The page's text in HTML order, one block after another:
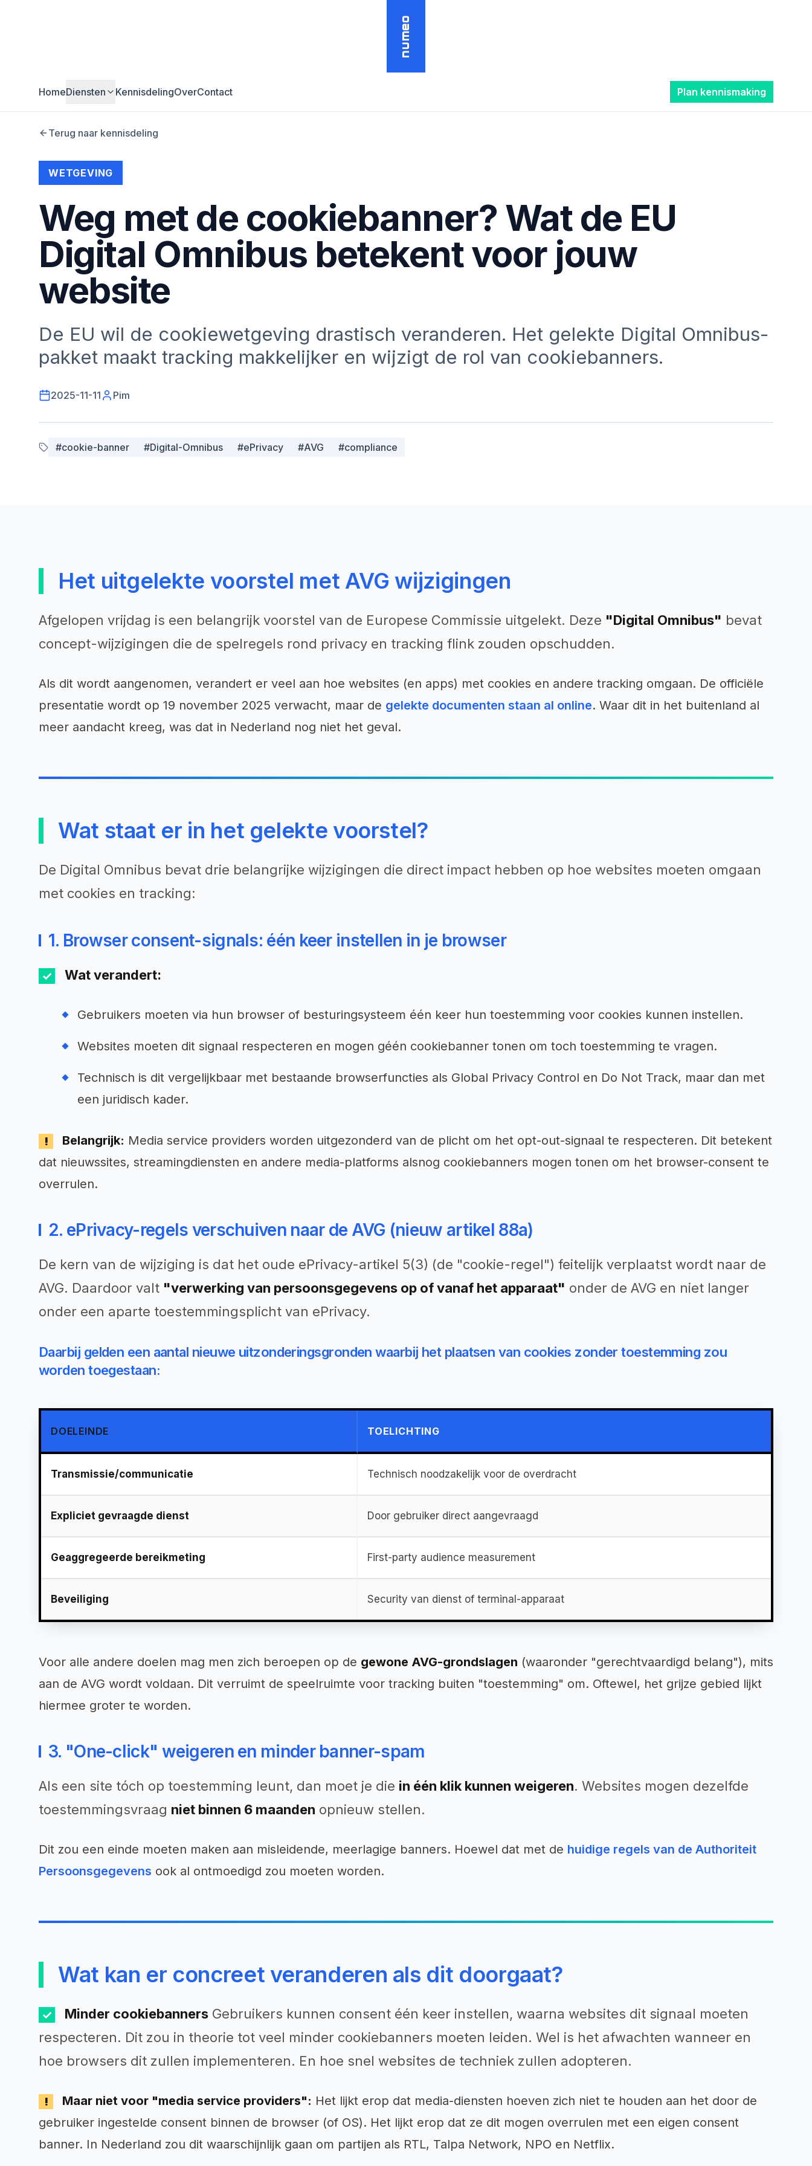
numeo
HomeDiensten KennisdelingOverContact Plan kennismaking
Terug naar kennisdeling
WETGEVING
Weg met de cookiebanner? Wat de EU
Digital Omnibus betekent voor jouw
website
De EU wil de cookiewetgeving drastisch veranderen. Het gelekte Digital Omnibus-
pakket maakt tracking makkelijker en wijzigt de rol van cookiebanners.
2025-11-11 Pim
#cookie-banner #Digital-Omnibus #ePrivacy #AVG #compliance
Het uitgelekte voorstel met AVG wijzigingen
Afgelopen vrijdag is een belangrijk voorstel van de Europese Commissie uitgelekt. Deze "Digital Omnibus" bevat
concept-wijzigingen die de spelregels rond privacy en tracking flink zouden opschudden.
Als dit wordt aangenomen, verandert er veel aan hoe websites (en apps) met cookies en andere tracking omgaan. De officiële
presentatie wordt op 19 november 2025 verwacht, maar de gelekte documenten staan al online. Waar dit in het buitenland al
meer aandacht kreeg, was dat in Nederland nog niet het geval.
Wat staat er in het gelekte voorstel?
De Digital Omnibus bevat drie belangrijke wijzigingen die direct impact hebben op hoe websites moeten omgaan
met cookies en tracking:
1. Browser consent-signals: één keer instellen in je browser
Wat verandert:
Gebruikers moeten via hun browser of besturingsysteem één keer hun toestemming voor cookies kunnen instellen.
Websites moeten dit signaal respecteren en mogen géén cookiebanner tonen om toch toestemming te vragen.
Technisch is dit vergelijkbaar met bestaande browserfuncties als Global Privacy Control en Do Not Track, maar dan met
een juridisch kader.
Belangrijk: Media service providers worden uitgezonderd van de plicht om het opt-out-signaal te respecteren. Dit betekent
dat nieuwssites, streamingdiensten en andere media-platforms alsnog cookiebanners mogen tonen om het browser-consent te
overrulen.
2. ePrivacy-regels verschuiven naar de AVG (nieuw artikel 88a)
De kern van de wijziging is dat het oude ePrivacy-artikel 5(3) (de "cookie-regel") feitelijk verplaatst wordt naar de
AVG. Daardoor valt "verwerking van persoonsgegevens op of vanaf het apparaat" onder de AVG en niet langer
onder een aparte toestemmingsplicht van ePrivacy.
Daarbij gelden een aantal nieuwe uitzonderingsgronden waarbij het plaatsen van cookies zonder toestemming zou
worden toegestaan:
DOELEINDE TOELICHTING
Transmissie/communicatie Technisch noodzakelijk voor de overdracht
Expliciet gevraagde dienst Door gebruiker direct aangevraagd
Geaggregeerde bereikmeting First-party audience measurement
Beveiliging Security van dienst of terminal-apparaat
Voor alle andere doelen mag men zich beroepen op de gewone AVG-grondslagen (waaronder "gerechtvaardigd belang"), mits
aan de AVG wordt voldaan. Dit verruimt de speelruimte voor tracking buiten "toestemming" om. Oftewel, het grijze gebied lijkt
hiermee groter te worden.
3. "One-click" weigeren en minder banner-spam
Als een site tóch op toestemming leunt, dan moet je die in één klik kunnen weigeren. Websites mogen dezelfde
toestemmingsvraag niet binnen 6 maanden opnieuw stellen.
Dit zou een einde moeten maken aan misleidende, meerlagige banners. Hoewel dat met de huidige regels van de Authoriteit
Persoonsgegevens ook al ontmoedigd zou moeten worden.
Wat kan er concreet veranderen als dit doorgaat?
Minder cookiebannersGebruikers kunnen consent één keer instellen, waarna websites dit signaal moeten
respecteren. Dit zou in theorie tot veel minder cookiebanners moeten leiden. Wel is het afwachten wanneer en
hoe browsers dit zullen implementeren. En hoe snel websites de techniek zullen adopteren.
Maar niet voor "media service providers": Het lijkt erop dat media-diensten hoeven zich niet te houden aan het door de
gebruiker ingestelde consent binnen de browser (of OS). Het lijkt erop dat ze dit mogen overrulen met een eigen consent
banner. In Nederland zou dit waarschijnlijk gaan om partijen als RTL, Talpa Network, NPO en Netflix.